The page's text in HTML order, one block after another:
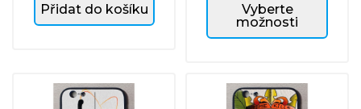
Přidat do košíku
Vyberte
možnosti